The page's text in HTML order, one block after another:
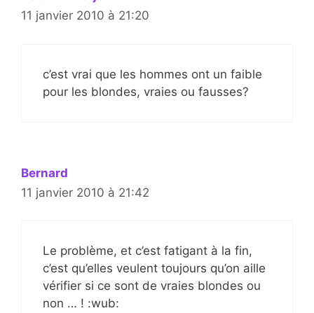
11 janvier 2010 à 21:20
c’est vrai que les hommes ont un faible
pour les blondes, vraies ou fausses?
Bernard
11 janvier 2010 à 21:42
Le problème, et c’est fatigant à la fin,
c’est qu’elles veulent toujours qu’on aille
vérifier si ce sont de vraies blondes ou
non … ! :wub: